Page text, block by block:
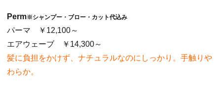
Perm※シャンプー・ブロー・カット代込み
パーマ ￥12,100～
エアウェーブ ￥14,300～
髪に負担をかけず、ナチュラルなのにしっかり。手触りや
わらか。